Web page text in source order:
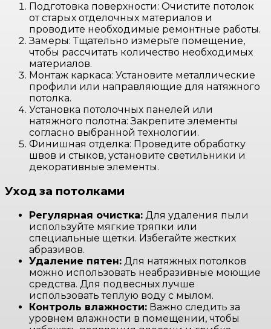
Подготовка поверхности: Очистите потолок
от старых отделочных материалов и
проводите необходимые ремонтные работы.
Замеры: Тщательно измерьте помещение,
чтобы рассчитать количество необходимых
материалов.
Монтаж каркаса: Установите металлические
профили или направляющие для натяжного
потолка.
Установка потолочных панелей или
натяжного полотна: Закрепите элементы
согласно выбранной технологии.
Финишная отделка: Проведите обработку
швов и стыков, установите светильники и
декоративные элементы.
Уход за потолками
Регулярная очистка: Для удаления пыли
используйте мягкие тряпки или
специальные щетки. Избегайте жестких
абразивов.
Удаление пятен: Для натяжных потолков
можно использовать неабразивные моющие
средства. Для подвесных лучше
использовать теплую воду с мылом.
Контроль влажности: Важно следить за
уровнем влажности в помещении, чтобы